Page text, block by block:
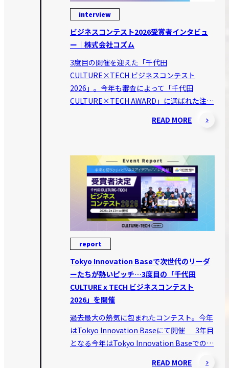
interview
ビジネスコンテスト2026受賞者インタビュ
ー｜株式会社コズム
3度目の開催を迎えた「千代田
CULTURE×TECH ビジネスコンテスト
2026」。今年も審査によって「千代田
CULTURE×TECH AWARD」に選ばれた注…
READ MORE
report
Tokyo Innovation Baseで次世代のリーダ
ーたちが熱いピッチ…3度目の「千代田
CULTURE x TECH ビジネスコンテスト
2026」を開催
過去最大の熱気に包まれたコンテスト。今年
はTokyo Innovation Baseにて開催 3年目
となる今年はTokyo Innovation Baseでの…
READ MORE